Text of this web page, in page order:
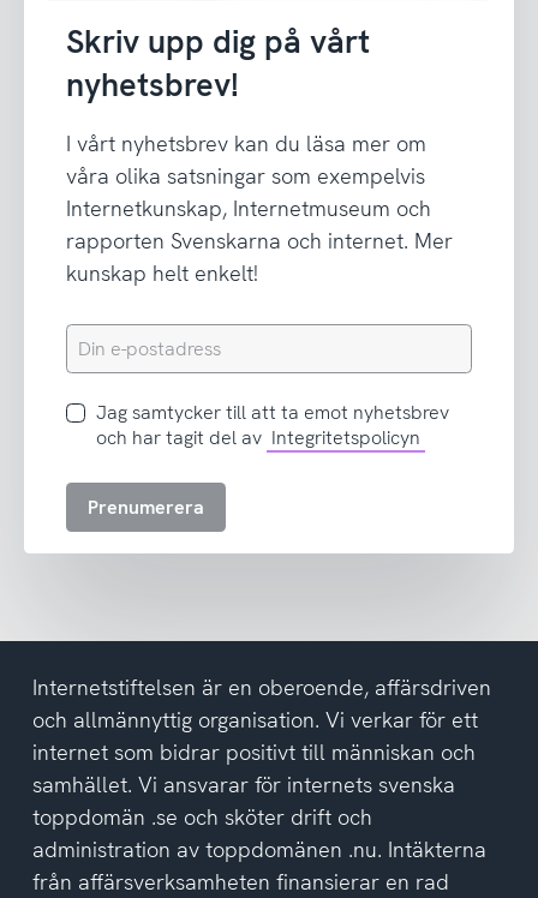
Skriv upp dig på vårt
nyhetsbrev!
I vårt nyhetsbrev kan du läsa mer om
våra olika satsningar som exempelvis
Internetkunskap, Internetmuseum och
rapporten Svenskarna och internet. Mer
kunskap helt enkelt!
Din
e-
Jag
samtycker
att
del
av
integritetspolicyn
Jag samtycker till att ta emot nyhetsbrev
och har tagit del av Integritetspolicyn
Prenumerera
Internetstiftelsen är en oberoende, affärsdriven
och allmännyttig organisation. Vi verkar för ett
internet som bidrar positivt till människan och
samhället. Vi ansvarar för internets svenska
toppdomän .se och sköter drift och
administration av toppdomänen .nu. Intäkterna
från affärsverksamheten finansierar en rad